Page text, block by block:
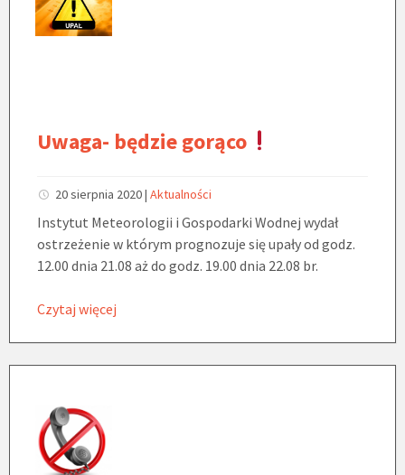
Uwaga- będzie gorąco
20 sierpnia 2020| Aktualności
Instytut Meteorologii i Gospodarki Wodnej wydał
ostrzeżenie w którym prognozuje się upały od godz.
12.00 dnia 21.08 aż do godz. 19.00 dnia 22.08 br.
Czytaj więcej